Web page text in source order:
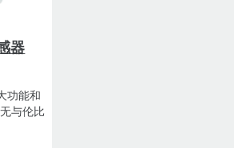
器
功能和
与伦比